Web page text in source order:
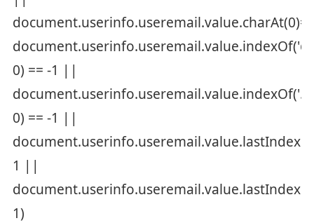
0) == -1 ||
document.userinfo.useremail.value.indexOf('.',
0) == -1 ||
1 ||
1)